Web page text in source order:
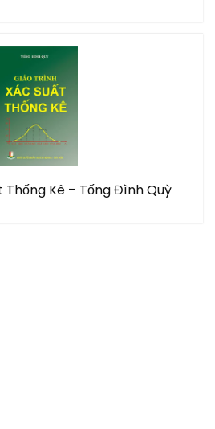
Thống Kê – Tống Đình Quỳ